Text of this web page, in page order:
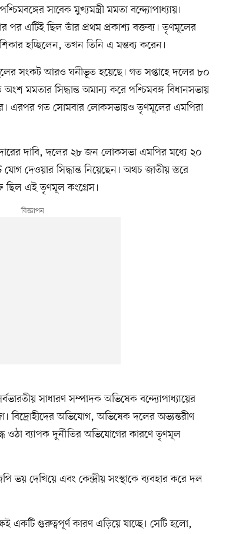
সাবেক মুখ্যমন্ত্রী মমতা বন্দ্যোপাধ্যায়।
পর এটিই ছিল তাঁর প্রথম প্রকাশ্য বক্তব্য। তৃণমূলের
হচ্ছিলেন, তখন তিনি এ মন্তব্য করেন।
সংকট আরও ঘনীভূত হয়েছে। গত সপ্তাহে দলের ৮০
মমতার সিদ্ধান্ত অমান্য করে পশ্চিমবঙ্গ বিধানসভায়
এরপর গত সোমবার লোকসভায়ও তৃণমূলের এমপিরা
দাবি, দলের ২৮ জন লোকসভা এমপির মধ্যে ২০
দেওয়ার সিদ্ধান্ত নিয়েছেন। অথচ জাতীয় স্তরে
ছিল এই তৃণমূল কংগ্রেস।
সাধারণ সম্পাদক অভিষেক বন্দ্যোপাধ্যায়ের
বিদ্রোহীদের অভিযোগ, অভিষেক দলের অভ্যন্তরীণ
ওঠা ব্যাপক দুর্নীতির অভিযোগের কারণে তৃণমূল
ভয় দেখিয়ে এবং কেন্দ্রীয় সংস্থাকে ব্যবহার করে দল
গুরুত্বপূর্ণ কারণ এড়িয়ে যাচ্ছে। সেটি হলো,